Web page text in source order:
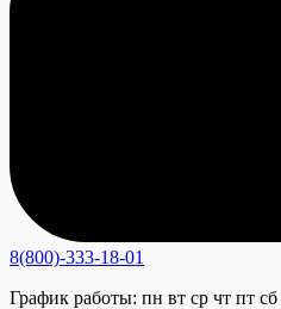
8(800)-333-18-01
График работы: пн вт ср чт пт сб